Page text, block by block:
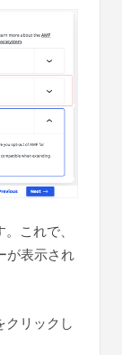
これで、
が表示され
クリックし